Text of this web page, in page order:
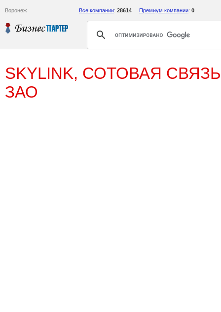
Воронеж Все компании: 28614 Премиум компании: 0
SKYLINK, СОТОВАЯ
ЗАО